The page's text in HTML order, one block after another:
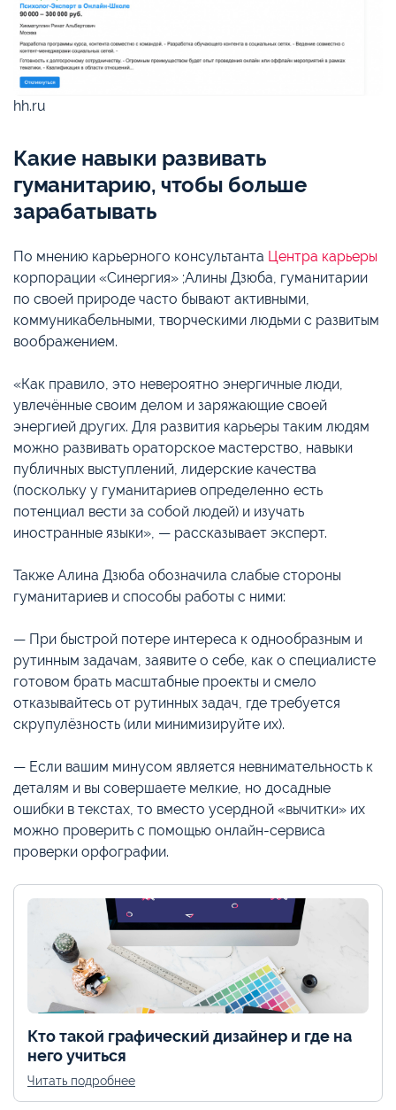
hh.ru
Какие навыки развивать
гуманитарию, чтобы больше
зарабатывать
По мнению карьерного консультанта Центра карьеры
корпорации «Синергия» ;Алины Дзюба, гуманитарии
по своей природе часто бывают активными,
коммуникабельными, творческими людьми с развитым
воображением.
«Как правило, это невероятно энергичные люди,
увлечённые своим делом и заряжающие своей
энергией других. Для развития карьеры таким людям
можно развивать ораторское мастерство, навыки
публичных выступлений, лидерские качества
(поскольку у гуманитариев определенно есть
потенциал вести за собой людей) и изучать
иностранные языки», — рассказывает эксперт.
Также Алина Дзюба обозначила слабые стороны
гуманитариев и способы работы с ними:
— При быстрой потере интереса к однообразным и
рутинным задачам, заявите о себе, как о специалисте
готовом брать масштабные проекты и смело
отказывайтесь от рутинных задач, где требуется
скрупулёзность (или минимизируйте их).
— Если вашим минусом является невнимательность к
деталям и вы совершаете мелкие, но досадные
ошибки в текстах, то вместо усердной «вычитки» их
можно проверить с помощью онлайн-сервиса
проверки орфографии.
Кто такой графический дизайнер и где на
него учиться
Читать подробнее